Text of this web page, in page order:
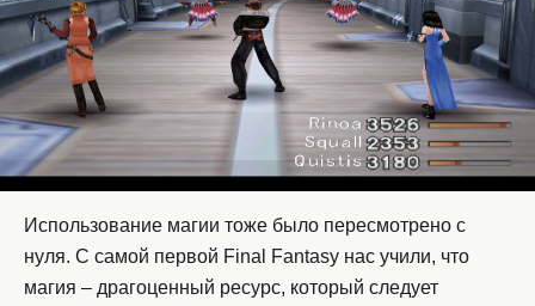
Использование магии тоже было пересмотрено с
нуля. С самой первой Final Fantasy нас учили, что
магия – драгоценный ресурс, который следует